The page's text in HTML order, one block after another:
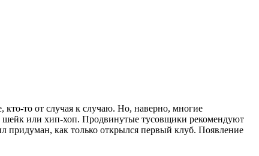
то от случая к случаю. Но, наверно, многие
шейк или хип-хоп. Продвинутые тусовщики рекомендуют
придуман, как только открылся первый клуб. Появление